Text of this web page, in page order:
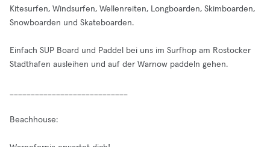
Kitesurfen, Windsurfen, Wellenreiten, Longboarden, Skimboarden,
Snowboarden und Skateboarden.
Einfach SUP Board und Paddel bei uns im Surfhop am Rostocker
Stadthafen ausleihen und auf der Warnow paddeln gehen.
Beachhouse: